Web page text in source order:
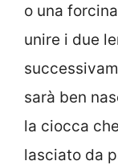
o una
unire i due
sarà ben
la ciocca
lasciato da